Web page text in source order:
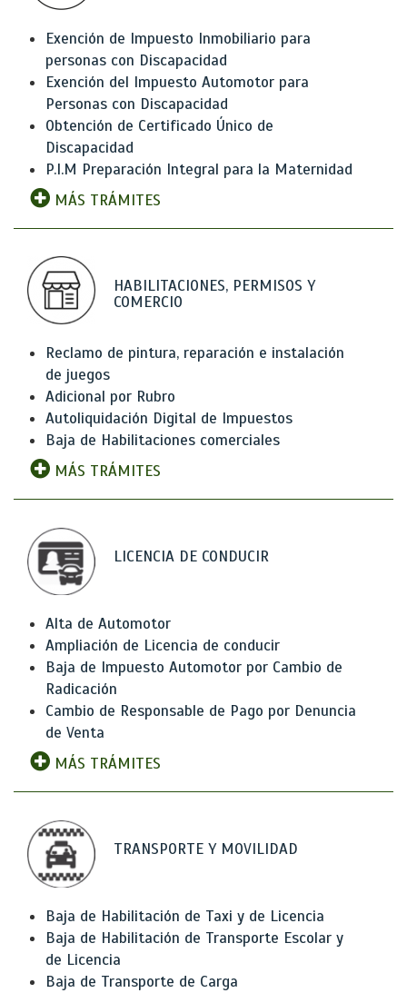
Exención de Impuesto Inmobiliario para
personas con Discapacidad
Exención del Impuesto Automotor para
Personas con Discapacidad
Obtención de Certificado Único de
Discapacidad
P.I.M Preparación Integral para la Maternidad
MÁS TRÁMITES
HABILITACIONES, PERMISOS Y
COMERCIO
Reclamo de pintura, reparación e instalación
de juegos
Adicional por Rubro
Autoliquidación Digital de Impuestos
Baja de Habilitaciones comerciales
MÁS TRÁMITES
LICENCIA DE CONDUCIR
Alta de Automotor
Ampliación de Licencia de conducir
Baja de Impuesto Automotor por Cambio de
Radicación
Cambio de Responsable de Pago por Denuncia
de Venta
MÁS TRÁMITES
TRANSPORTE Y MOVILIDAD
Baja de Habilitación de Taxi y de Licencia
Baja de Habilitación de Transporte Escolar y
de Licencia
Baja de Transporte de Carga